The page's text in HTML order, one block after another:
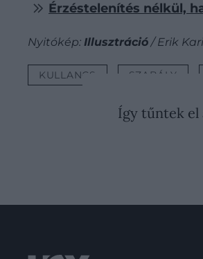
Érzéstelenítés nélkül,
Nyitókép: Illusztráció/ Erik
KULLANCS SZABÁLY
Így tűntek el